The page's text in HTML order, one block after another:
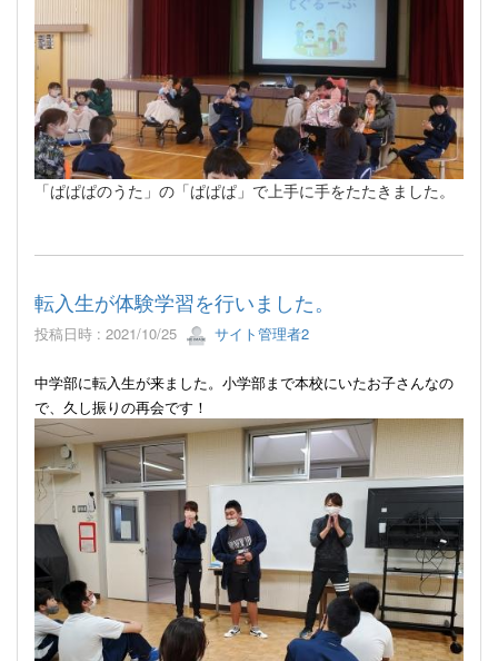
「ぱぱぱのうた」の「ぱぱぱ」で上手に手をたたきました。
転入生が体験学習を行いました。
投稿日時 : 2021/10/25 サイト管理者2
中学部に転入生が来ました。小学部まで本校にいたお子さんなの
で、久し振りの再会です！